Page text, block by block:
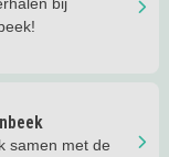
samen met de